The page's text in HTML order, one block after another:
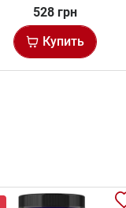
528 грн
Купить